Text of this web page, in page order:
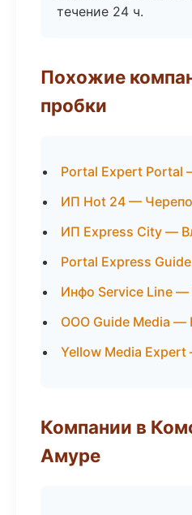
течение 24 ч.
Похожие
пробки
Portal Expert Portal
ИП Hot 24 —
ИП Express City —
Portal Express
Инфо Service Line —
ООО Guide Media —
Yellow Media
Компании в
Амуре